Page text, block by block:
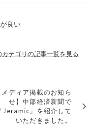
良い
カテゴリの記事一覧を見る
メディア掲載のお知ら
せ】中部経済新聞で
「Jeramic」を紹介して
いただきました。